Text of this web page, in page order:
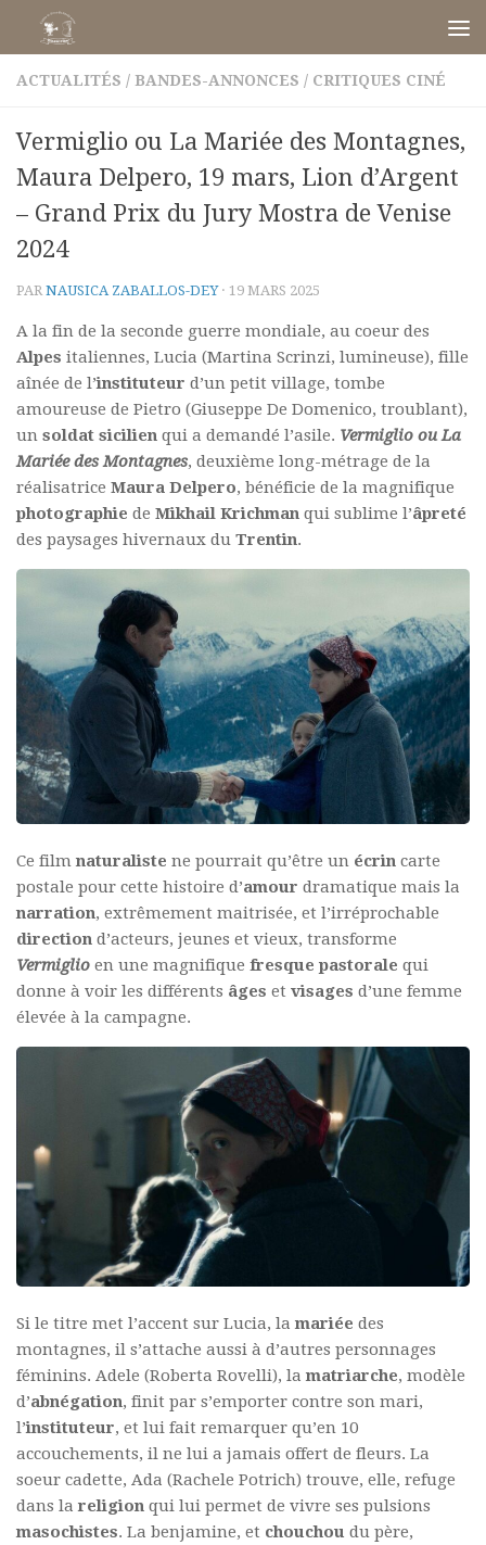
Skip to content
ACTUALITÉS / BANDES-ANNONCES / CRITIQUES CINÉ
Vermiglio ou La Mariée des Montagnes,
Maura Delpero, 19 mars, Lion d’Argent
– Grand Prix du Jury Mostra de Venise
2024
PAR NAUSICA ZABALLOS-DEY · 19 MARS 2025
A la fin de la seconde guerre mondiale, au coeur des
Alpes italiennes, Lucia (Martina Scrinzi, lumineuse), fille
aînée de l’instituteur d’un petit village, tombe
amoureuse de Pietro (Giuseppe De Domenico, troublant),
un soldat sicilien qui a demandé l’asile. Vermiglio ou La
Mariée des Montagnes, deuxième long-métrage de la
réalisatrice Maura Delpero, bénéficie de la magnifique
photographie de Mikhail Krichman qui sublime l’âpreté
des paysages hivernaux du Trentin.
Ce filmnaturaliste ne pourrait qu’être un écrin carte
postale pour cette histoire d’amour dramatique mais la
narration, extrêmement maitrisée, et l’irréprochable
direction d’acteurs, jeunes et vieux, transforme
Vermiglio en une magnifique fresque pastorale qui
donne à voir les différents âges et visages d’une femme
élevée à la campagne.
Si le titre met l’accent sur Lucia, la mariée des
montagnes, il s’attache aussi à d’autres personnages
féminins. Adele (Roberta Rovelli), la matriarche, modèle
d’abnégation, finit par s’emporter contre son mari,
l’instituteur, et lui fait remarquer qu’en 10
accouchements, il ne lui a jamais offert de fleurs. La
soeur cadette, Ada (Rachele Potrich) trouve, elle, refuge
dans la religion qui lui permet de vivre ses pulsions
masochistes. La benjamine, et chouchou du père,